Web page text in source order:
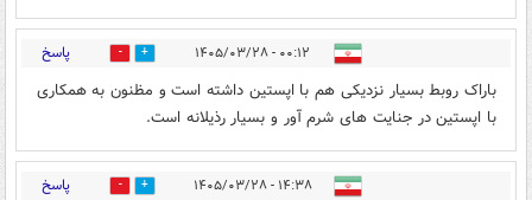
۰۰:۱۲ - ۱۴۰۵/۰۳/۲۸ 1 پاسخ
باراک روبط بسیار نزدیکی هم با اپستین داشته است و مظنون به همکاری
با اپستین در جنایت های شرم آور و بسیار رذیلانه است.
۱۴:۳۸ - ۱۴۰۵/۰۳/۲۸ 3 پاسخ